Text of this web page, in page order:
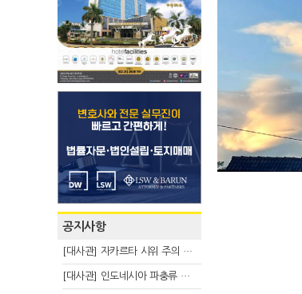
공지사항
[대사관] 자카르타 시위 주의 안내(8.3)
[대사관] 인도네시아 파충류 불법 반출 주의 (7.29)